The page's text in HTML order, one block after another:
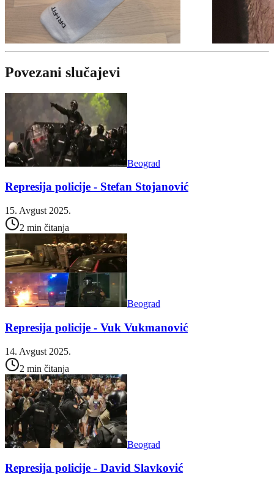
Povezani slučajevi
Beograd
Represija policije - Stefan Stojanović
15. Avgust 2025.
2 min čitanja
Beograd
Represija policije - Vuk Vukmanović
14. Avgust 2025.
2 min čitanja
Beograd
Represija policije - David Slavković